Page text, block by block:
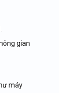
gian
máy